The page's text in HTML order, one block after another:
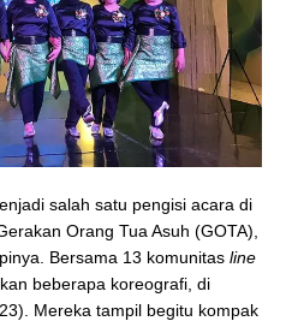
salah satu pengisi acara di
Orang Tua Asuh (GOTA),
Bersama 13 komunitas line
beberapa koreografi, di
Mereka tampil begitu kompak